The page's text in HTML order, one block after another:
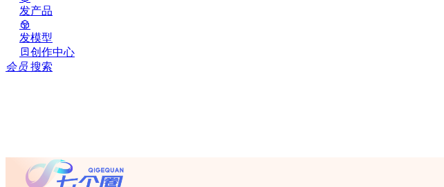
发产品
发模型
创作中心
会员 搜索